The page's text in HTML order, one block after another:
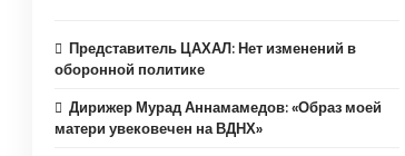
Представитель ЦАХАЛ: Нет изменений в
оборонной политике
Дирижер Мурад Аннамамедов: «Образ моей
матери увековечен на ВДНХ»